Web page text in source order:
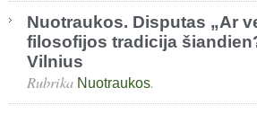
Nuotraukos. Disputas „Ar
filosofijos tradicija
Vilnius
Rubrika Nuotraukos.